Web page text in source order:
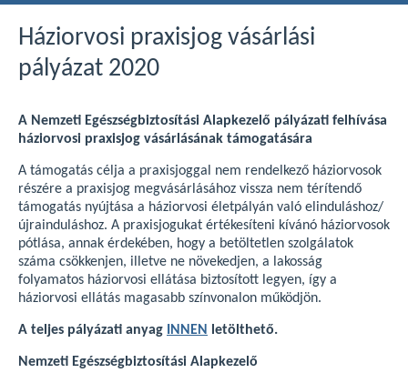
Háziorvosi praxisjog vásárlási
pályázat 2020
A Nemzeti Egészségbiztosítási Alapkezelő pályázati felhívása
háziorvosi praxisjog vásárlásának támogatására
A támogatás célja a praxisjoggal nem rendelkező háziorvosok
részére a praxisjog megvásárlásához vissza nem térítendő
támogatás nyújtása a háziorvosi életpályán való elinduláshoz/
újrainduláshoz. A praxisjogukat értékesíteni kívánó háziorvosok
pótlása, annak érdekében, hogy a betöltetlen szolgálatok
száma csökkenjen, illetve ne növekedjen, a lakosság
folyamatos háziorvosi ellátása biztosított legyen, így a
háziorvosi ellátás magasabb színvonalon működjön.
A teljes pályázati anyag INNEN letölthető.
Nemzeti Egészségbiztosítási Alapkezelő